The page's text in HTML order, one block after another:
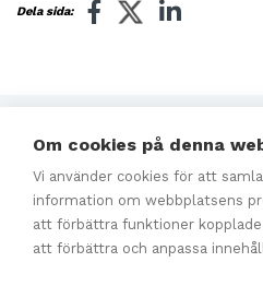
Dela sida:
Relaterat
Instruktioner för
Om cookies på denna
Vi använder cookies för att
information om webbplatsens
att förbättra funktioner
att förbättra och anpassa